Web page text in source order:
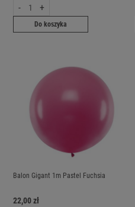
- +
Do koszyka
Balon Gigant 1m Pastel Fuchsia
22,00 zł